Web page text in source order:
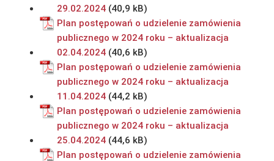
29.02.2024
Plan postępowań o udzielenie zamówienia
publicznego w 2024 roku – aktualizacja
02.04.2024
Plan postępowań o udzielenie zamówienia
publicznego w 2024 roku – aktualizacja
11.04.2024
Plan postępowań o udzielenie zamówienia
publicznego w 2024 roku – aktualizacja
25.04.2024
Plan postępowań o udzielenie zamówienia